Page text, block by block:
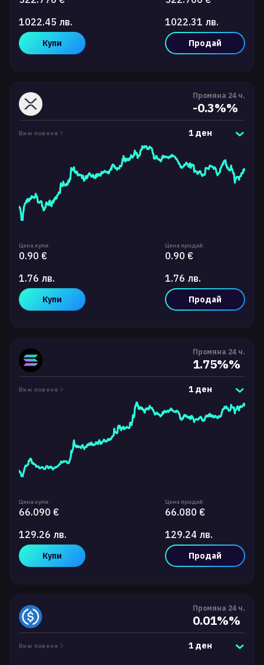
1022.45 лв.
Купи
1022.31 лв.
Продай
Промяна 24 ч.
-0.3%%
Виж повече 1 ден
Цена купи:
0.90 €
1.76 лв.
Купи
Цена продай:
0.90 €
1.76 лв.
Продай
Промяна 24 ч.
1.75%%
Виж повече 1 ден
Цена купи:
66.090 €
129.26 лв.
Купи
Цена продай:
66.080 €
129.24 лв.
Продай
Промяна 24 ч.
0.01%%
Виж повече 1 ден